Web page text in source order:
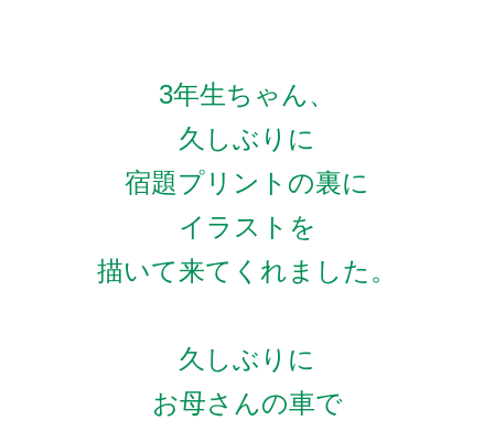
3年生ちゃん、
久しぶりに
宿題プリントの裏に
イラストを
描いて来てくれました。
久しぶりに
お母さんの車で